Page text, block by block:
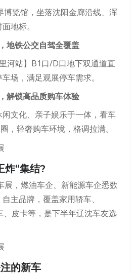
博览馆，坐落沈阳金廊沿线、浑
地标。
地铁公交自驾全覆盖
河站】B1口/D口地下双通道直
场，满足观展停车需求。
解锁高品质购车体验
文化、亲子娱乐于一体，看车
，轻奢购车环境，格调拉满。
炸“集结?
展，燃油车企、新能源车企悉数
主品牌，覆盖家用轿车、
、皮卡等，是下半年辽沈车友选
的新车